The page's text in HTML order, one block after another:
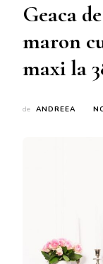
Geaca
maron
maxi la
de ANDREEA